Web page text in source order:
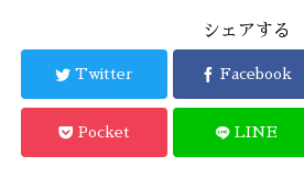
シェアする
Twitter Facebook
Pocket LINE